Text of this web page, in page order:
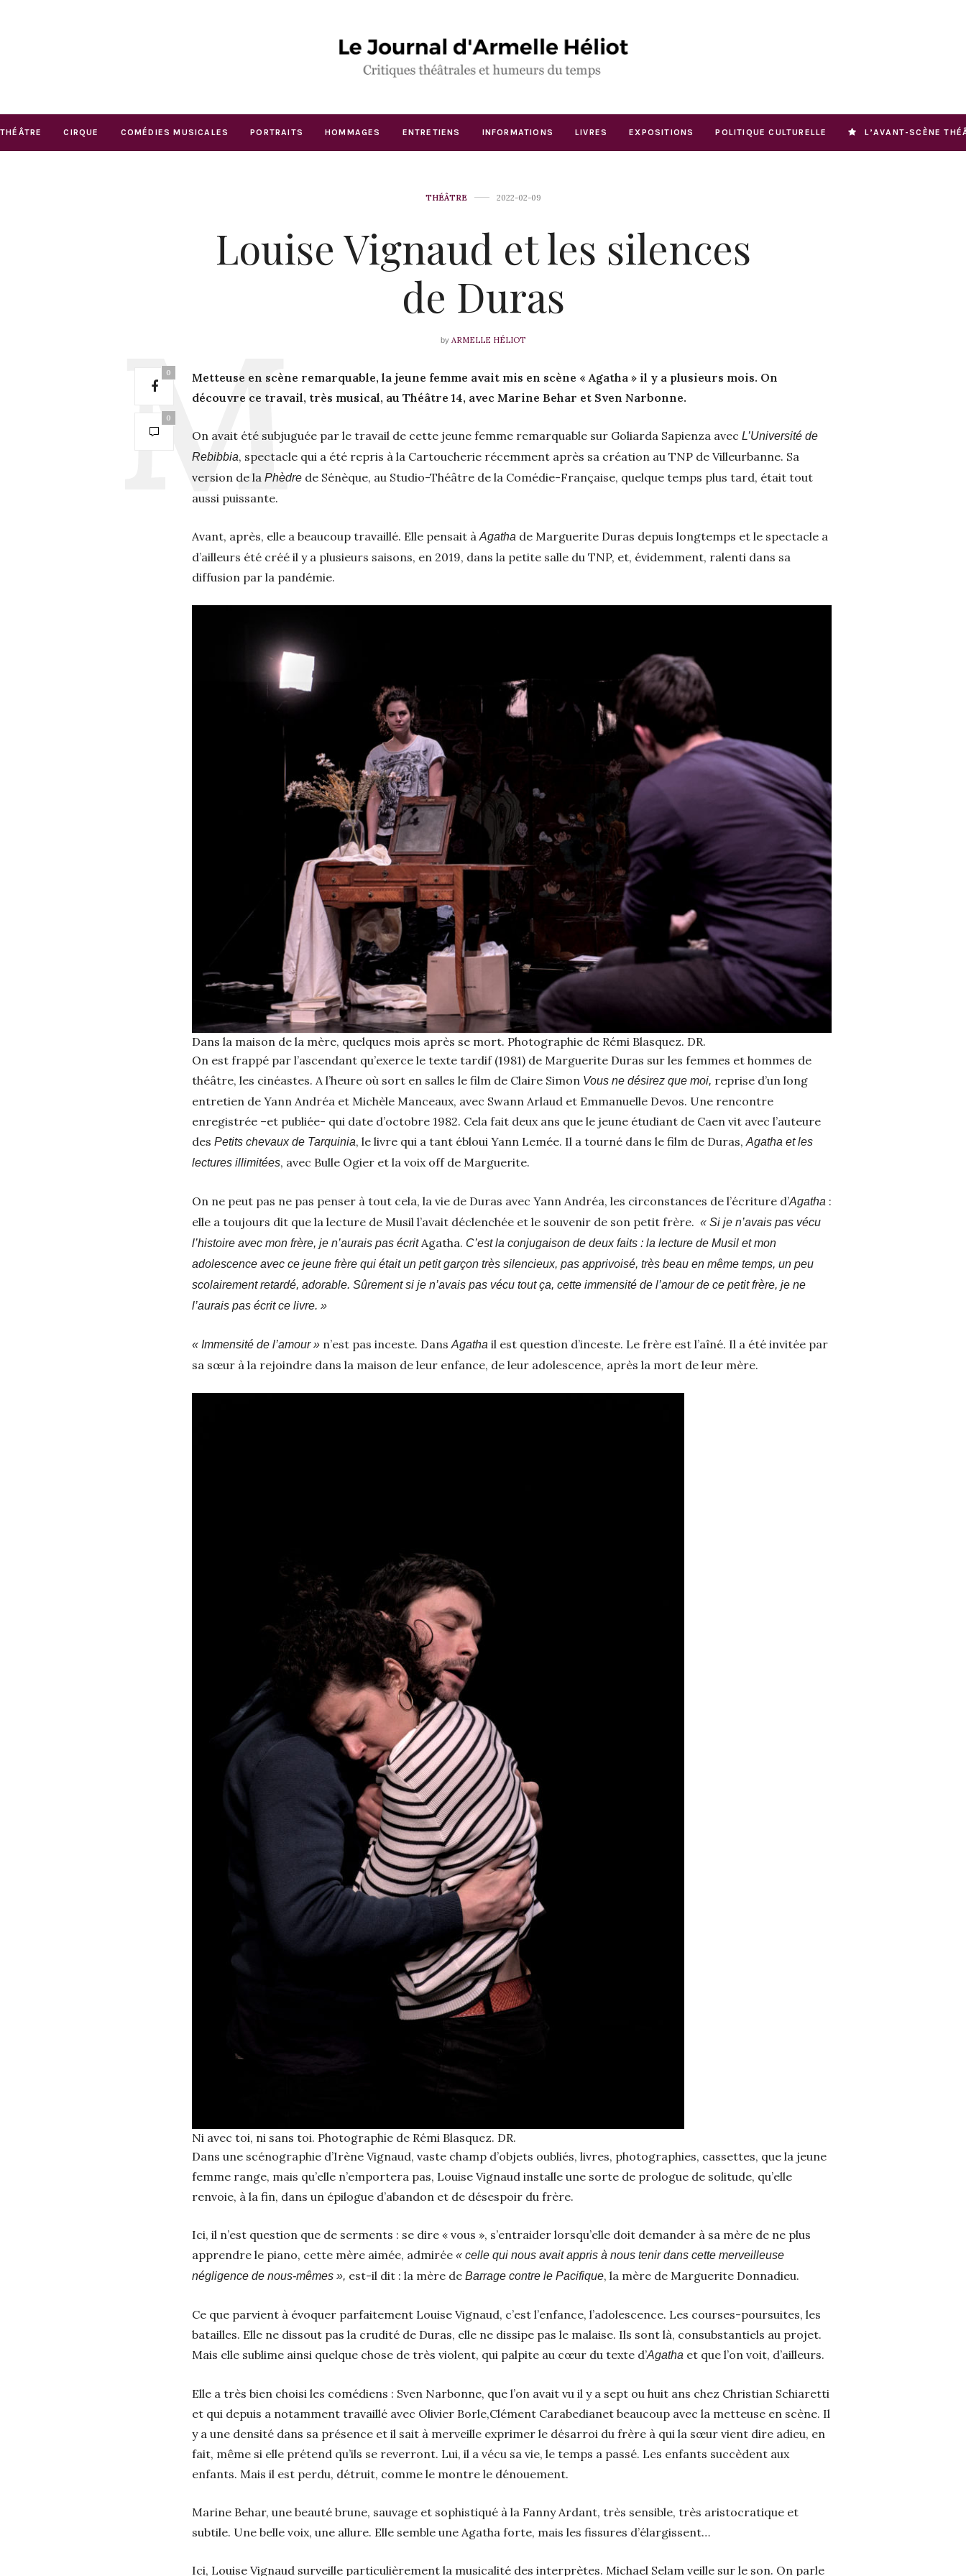
THÉÂTRE CIRQUE COMÉDIES MUSICALES PORTRAITS HOMMAGES ENTRETIENS INFORMATIONS LIVRES EXPOSITIONS POLITIQUE CULTURELLE L’AVANT-SCÈNE
THÉÂTRE 2022-02-09
Louise Vignaud et les silences
de Duras
by ARMELLE HÉLIOT
0
0
Metteuse en scène remarquable, la jeune femme avait mis en scène « Agatha » il y a plusieurs mois. On
découvre ce travail, très musical, au Théâtre 14, avec Marine Behar et Sven Narbonne.
On avait été subjuguée par le travail de cette jeune femme remarquable sur Goliarda Sapienza avec L’Université de
Rebibbia, spectacle qui a été repris à la Cartoucherie récemment après sa création au TNP de Villeurbanne. Sa
version de la Phèdre de Sénèque, au Studio-Théâtre de la Comédie-Française, quelque temps plus tard, était tout
aussi puissante.
Avant, après, elle a beaucoup travaillé. Elle pensait àAgatha de Marguerite Duras depuis longtemps et le spectacle a
d’ailleurs été créé il y a plusieurs saisons, en 2019, dans la petite salle du TNP, et, évidemment, ralenti dans sa
diffusion par la pandémie.
Dans la maison de la mère, quelques mois après se mort. Photographie de Rémi Blasquez. DR.
On est frappé par l’ascendant qu’exerce le texte tardif (1981) de Marguerite Duras sur les femmes et hommes de
théâtre, les cinéastes. A l’heure où sort en salles le film de Claire Simon Vous ne désirez que moi, reprise d’un long
entretien de Yann Andréa et Michèle Manceaux, avec Swann Arlaud et Emmanuelle Devos. Une rencontre
enregistrée –et publiée- qui date d’octobre 1982. Cela fait deux ans que le jeune étudiant de Caen vit avec l’auteure
des Petits chevaux de Tarquinia, le livre qui a tant ébloui Yann Lemée. Il a tourné dans le film de Duras,Agatha et les
lectures illimitées, avec Bulle Ogier et la voix off de Marguerite.
On ne peut pas ne pas penser à tout cela, la vie de Duras avec Yann Andréa, les circonstances de l’écriture d’Agatha :
elle a toujours dit que la lecture de Musil l’avait déclenchée et le souvenir de son petit frère. « Si je n’avais pas vécu
l’histoire avec mon frère, je n’aurais pas écritAgatha. C’est la conjugaison de deux faits : la lecture de Musil et mon
adolescence avec ce jeune frère qui était un petit garçon très silencieux, pas apprivoisé, très beau en même temps, un peu
scolairement retardé, adorable. Sûrement si je n’avais pas vécu tout ça, cette immensité de l’amour de ce petit frère, je ne
l’aurais pas écrit ce livre. »
« Immensité de l’amour » n’est pas inceste. DansAgatha il est question d’inceste. Le frère est l’aîné. Il a été invitée par
sa sœur à la rejoindre dans la maison de leur enfance, de leur adolescence, après la mort de leur mère.
Ni avec toi, ni sans toi. Photographie de Rémi Blasquez. DR.
Dans une scénographie d’Irène Vignaud, vaste champ d’objets oubliés, livres, photographies, cassettes, que la jeune
femme range, mais qu’elle n’emportera pas, Louise Vignaud installe une sorte de prologue de solitude, qu’elle
renvoie, à la fin, dans un épilogue d’abandon et de désespoir du frère.
Ici, il n’est question que de serments : se dire « vous », s’entraider lorsqu’elle doit demander à sa mère de ne plus
apprendre le piano, cette mère aimée, admirée « celle qui nous avait appris à nous tenir dans cette merveilleuse
négligence de nous-mêmes », est-il dit : la mère de Barrage contre le Pacifique, la mère de Marguerite Donnadieu.
Ce que parvient à évoquer parfaitement Louise Vignaud, c’est l’enfance, l’adolescence. Les courses-poursuites, les
batailles. Elle ne dissout pas la crudité de Duras, elle ne dissipe pas le malaise. Ils sont là, consubstantiels au projet.
Mais elle sublime ainsi quelque chose de très violent, qui palpite au cœur du texte d’Agatha et que l’on voit, d’ailleurs.
Elle a très bien choisi les comédiens : Sven Narbonne, que l’on avait vu il y a sept ou huit ans chez Christian Schiaretti
et qui depuis a notamment travaillé avec Olivier Borle,Clément Carabedianet beaucoup avec la metteuse en scène. Il
y a une densité dans sa présence et il sait à merveille exprimer le désarroi du frère à qui la sœur vient dire adieu, en
fait, même si elle prétend qu’ils se reverront. Lui, il a vécu sa vie, le temps a passé. Les enfants succèdent aux
enfants. Mais il est perdu, détruit, comme le montre le dénouement.
Marine Behar, une beauté brune, sauvage et sophistiqué à la Fanny Ardant, très sensible, très aristocratique et
subtile. Une belle voix, une allure. Elle semble une Agatha forte, mais les fissures d’élargissent…
Ici, Louise Vignaud surveille particulièrement la musicalité des interprètes. Michael Selam veille sur le son. On parle